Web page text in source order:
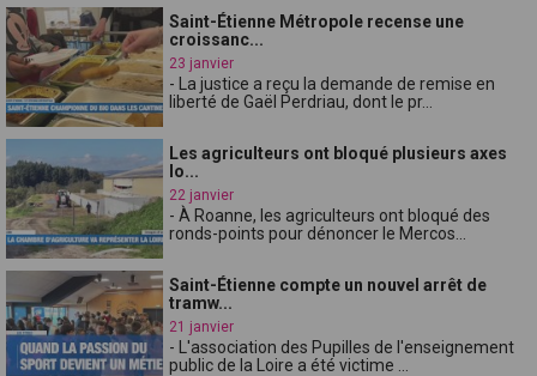
Saint-Étienne Métropole recense une
croissanc...
23 janvier
- La justice a reçu la demande de remise en
liberté de Gaël Perdriau, dont le pr...
Les agriculteurs ont bloqué plusieurs axes
lo...
22 janvier
- À Roanne, les agriculteurs ont bloqué des
ronds-points pour dénoncer le Mercos...
Saint-Étienne compte un nouvel arrêt de
tramw...
21 janvier
- L'association des Pupilles de l'enseignement
public de la Loire a été victime ...